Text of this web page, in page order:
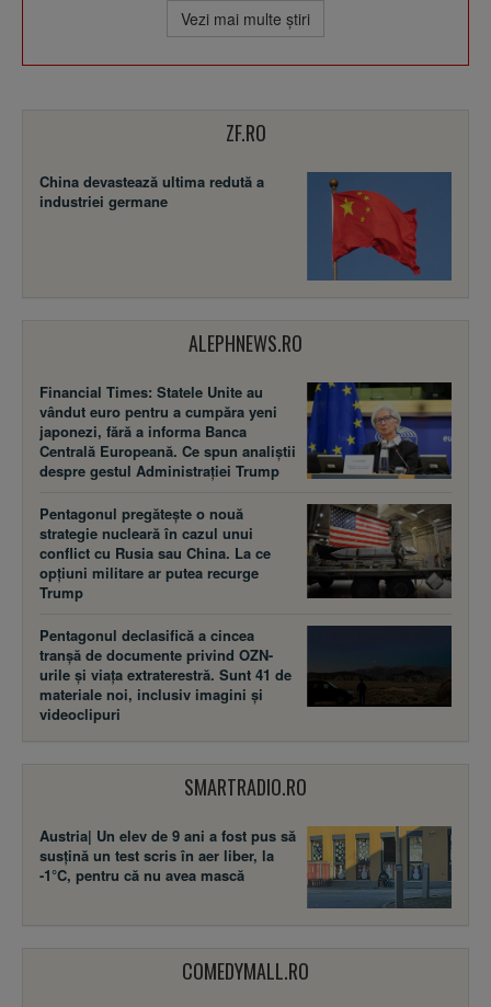
Vezi mai multe ştiri
ZF.RO
China devastează ultima redută a
industriei germane
ALEPHNEWS.RO
Financial Times: Statele Unite au
vândut euro pentru a cumpăra yeni
japonezi, fără a informa Banca
Centrală Europeană. Ce spun analiștii
despre gestul Administrației Trump
Pentagonul pregătește o nouă
strategie nucleară în cazul unui
conflict cu Rusia sau China. La ce
opțiuni militare ar putea recurge
Trump
Pentagonul declasifică a cincea
tranșă de documente privind OZN-
urile și viața extraterestră. Sunt 41 de
materiale noi, inclusiv imagini și
videoclipuri
SMARTRADIO.RO
Austria| Un elev de 9 ani a fost pus să
susţină un test scris în aer liber, la
-1°C, pentru că nu avea mască
COMEDYMALL.RO